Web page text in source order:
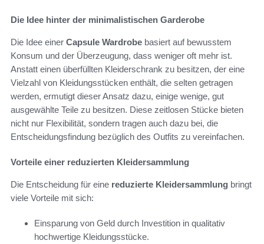
Die Idee hinter der minimalistischen Garderobe
Die Idee einer Capsule Wardrobe basiert auf bewusstem
Konsum und der Überzeugung, dass weniger oft mehr ist.
Anstatt einen überfüllten Kleiderschrank zu besitzen, der eine
Vielzahl von Kleidungsstücken enthält, die selten getragen
werden, ermutigt dieser Ansatz dazu, einige wenige, gut
ausgewählte Teile zu besitzen. Diese zeitlosen Stücke bieten
nicht nur Flexibilität, sondern tragen auch dazu bei, die
Entscheidungsfindung bezüglich des Outfits zu vereinfachen.
Vorteile einer reduzierten Kleidersammlung
Die Entscheidung für eine reduzierte Kleidersammlung bringt
viele Vorteile mit sich:
Einsparung von Geld durch Investition in qualitativ
hochwertige Kleidungsstücke.